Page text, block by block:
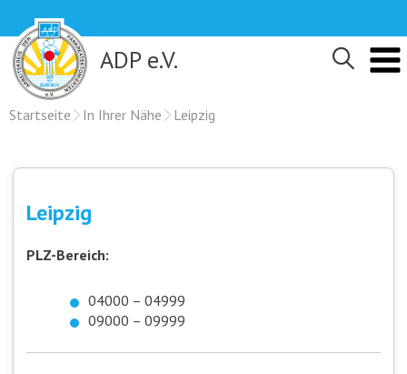
content
ADP e.V.
Startseite In Ihrer Nähe Leipzig
Leipzig
PLZ-Bereich:
04000 – 04999
09000 – 09999